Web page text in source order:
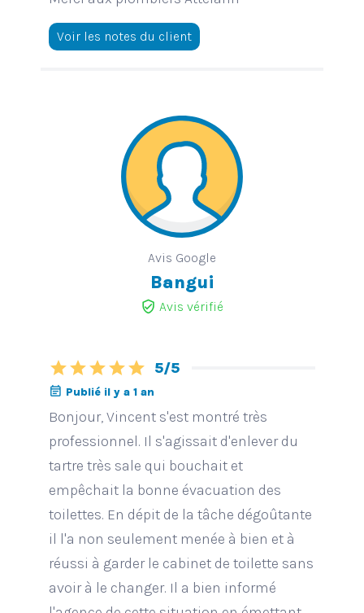
Voir les notes du client
Avis Google
Bangui
verified_user Avis vérifié
starstarstarstarstar 5/5
event_note Publié il y a 1 an
Bonjour, Vincent s'est montré très
professionnel. Il s'agissait d'enlever du
tartre très sale qui bouchait et
empêchait la bonne évacuation des
toilettes. En dépit de la tâche dégoûtante
il l'a non seulement menée à bien et à
réussi à garder le cabinet de toilette sans
avoir à le changer. Il a bien informé